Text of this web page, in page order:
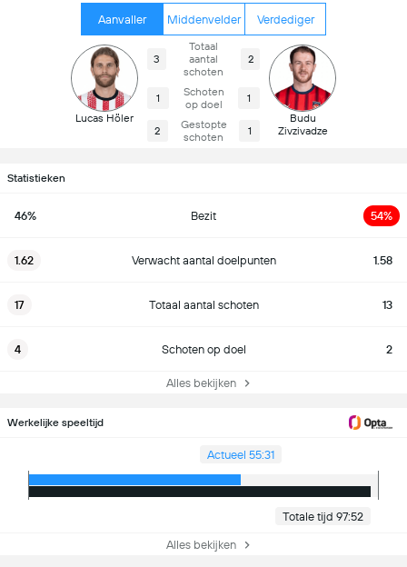
Aanvaller Middenvelder Verdediger
Lucas Höler
3
Totaal
aantal
schoten
2
1
Schoten
op doel
1
2
Gestopte
schoten
1
Budu
Zivzivadze
Statistieken
46% Bezit 54%
1.62 Verwacht aantal doelpunten 1.58
17 Totaal aantal schoten 13
4 Schoten op doel 2
Alles bekijken
Werkelijke speeltijd
Actueel 55:31
Totale tijd 97:52
Alles bekijken